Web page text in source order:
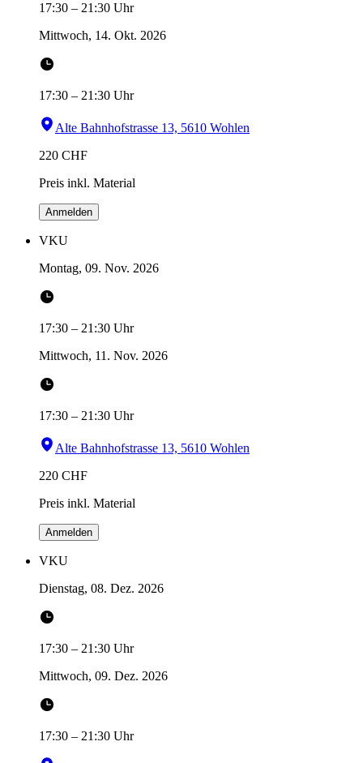
17:30 – 21:30 Uhr
Mittwoch, 14. Okt. 2026
17:30 – 21:30 Uhr
Alte Bahnhofstrasse 13, 5610 Wohlen
220 CHF
Preis inkl. Material
Anmelden
VKU
Montag, 09. Nov. 2026
17:30 – 21:30 Uhr
Mittwoch, 11. Nov. 2026
17:30 – 21:30 Uhr
Alte Bahnhofstrasse 13, 5610 Wohlen
220 CHF
Preis inkl. Material
Anmelden
VKU
Dienstag, 08. Dez. 2026
17:30 – 21:30 Uhr
Mittwoch, 09. Dez. 2026
17:30 – 21:30 Uhr